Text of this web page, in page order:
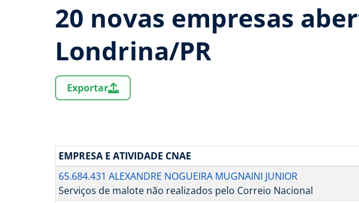
20 novas empresas
Londrina/PR
Exportar
EMPRESA E ATIVIDADE CNAE
65.684.431 ALEXANDRE NOGUEIRA MUGNAINI JUNIOR
Serviços de malote não realizados pelo Correio Nacional